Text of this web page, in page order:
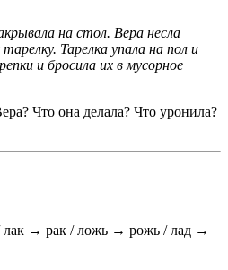
на стол. Вера несла
Тарелка упала на пол и
и бросила их в мусорное
Что она делала? Что уронила?
→ рак / ложь → рожь / лад →